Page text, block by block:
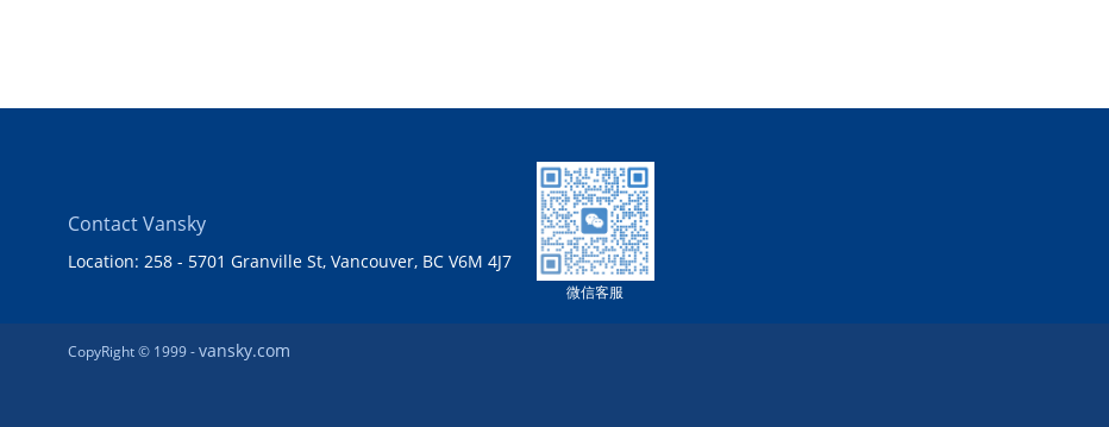
Contact Vansky
Location: 258 - 5701 Granville St, Vancouver, BC V6M 4J7
微信客服
CopyRight © 1999 -vansky.com